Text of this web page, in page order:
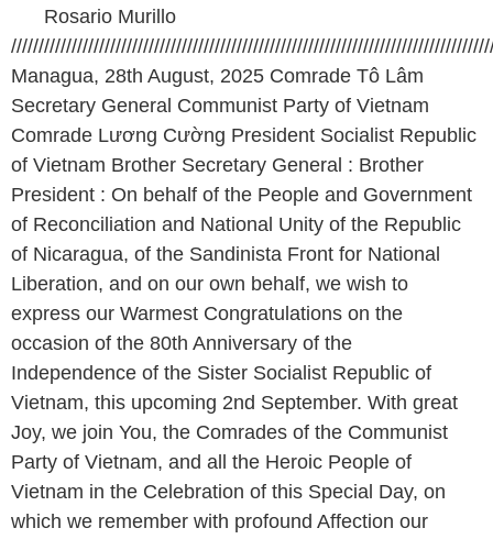
Rosario Murillo
Managua, 28th August, 2025 Comrade Tô Lâm
Secretary General Communist Party of Vietnam
Comrade Lương Cường President Socialist Republic
of Vietnam Brother Secretary General : Brother
President : On behalf of the People and Government
of Reconciliation and National Unity of the Republic
of Nicaragua, of the Sandinista Front for National
Liberation, and on our own behalf, we wish to
express our Warmest Congratulations on the
occasion of the 80th Anniversary of the
Independence of the Sister Socialist Republic of
Vietnam, this upcoming 2nd September. With great
Joy, we join You, the Comrades of the Communist
Party of Vietnam, and all the Heroic People of
Vietnam in the Celebration of this Special Day, on
which we remember with profound Affection our